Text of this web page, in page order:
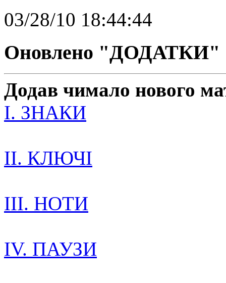
03/28/10 18:44:44
Оновлено "ДОДАТКИ"
Додав чимало нового
I. ЗНАКИ
II. КЛЮЧІ
III. НОТИ
IV. ПАУЗИ